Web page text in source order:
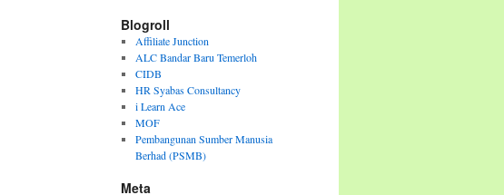
Blogroll
Affiliate Junction
ALC Bandar Baru Temerloh
CIDB
HR Syabas Consultancy
i Learn Ace
MOF
Pembangunan Sumber Manusia
Berhad (PSMB)
Meta